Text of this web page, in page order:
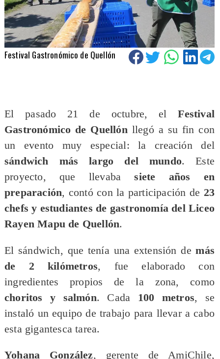
Festival Gastronómico de Quellón
El pasado 21 de octubre, elFestival
Gastronómico de Quellón llegó a su fin con
un evento muy especial: la creación del
sándwich más largo del mundo. Este
proyecto, que llevabasiete años en
preparación, contó con la participación de 23
chefs y estudiantes de gastronomía del Liceo
Rayen Mapu de Quellón.
El sándwich, que tenía una extensión demás
de 2 kilómetros, fue elaborado con
ingredientes propios de la zona, como
choritos y salmón. Cada 100 metros, se
instaló un equipo de trabajo para llevar a cabo
esta gigantesca tarea.
Yohana González, gerente de AmiChile,